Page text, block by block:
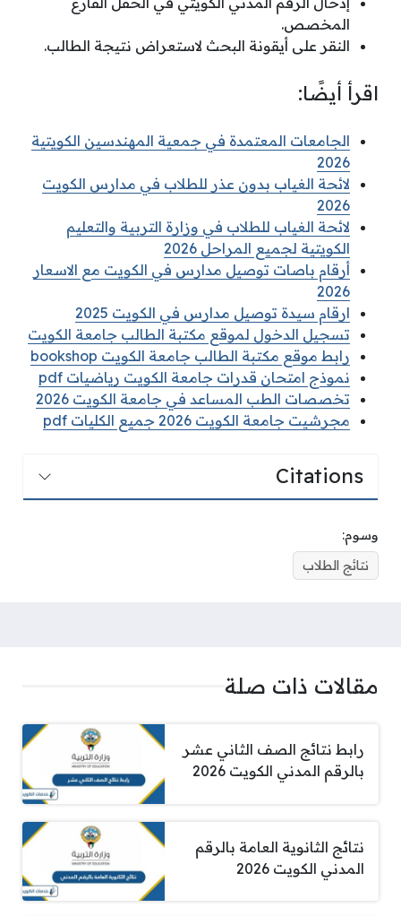
المخصص.
النقر على أيقونة البحث لاستعراض نتيجة الطالب.
اقرأ أيضًا:
الجامعات المعتمدة في جمعية المهندسين الكويتية
2026
لائحة الغياب بدون عذر للطلاب في مدارس الكويت
2026
لائحة الغياب للطلاب في وزارة التربية والتعليم
الكويتية لجميع المراحل 2026
أرقام باصات توصيل مدارس في الكويت مع الاسعار
2026
ارقام سيدة توصيل مدارس في الكويت 2025
تسجيل الدخول لموقع مكتبة الطالب جامعة الكويت
رابط موقع مكتبة الطالب جامعة الكويت bookshop
نموذج امتحان قدرات جامعة الكويت رياضيات pdf
تخصصات الطب المساعد في جامعة الكويت 2026
مجرشيت جامعة الكويت 2026 جميع الكليات pdf
Citations
وسوم:
نتائج الطلاب
مقالات ذات صلة
رابط نتائج الصف الثاني عشر
بالرقم المدني الكويت 2026
نتائج الثانوية العامة بالرقم
المدني الكويت 2026